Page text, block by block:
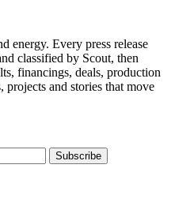
energy. Every press release
classified by Scout, then
financings, deals, production
projects and stories that move
Subscribe